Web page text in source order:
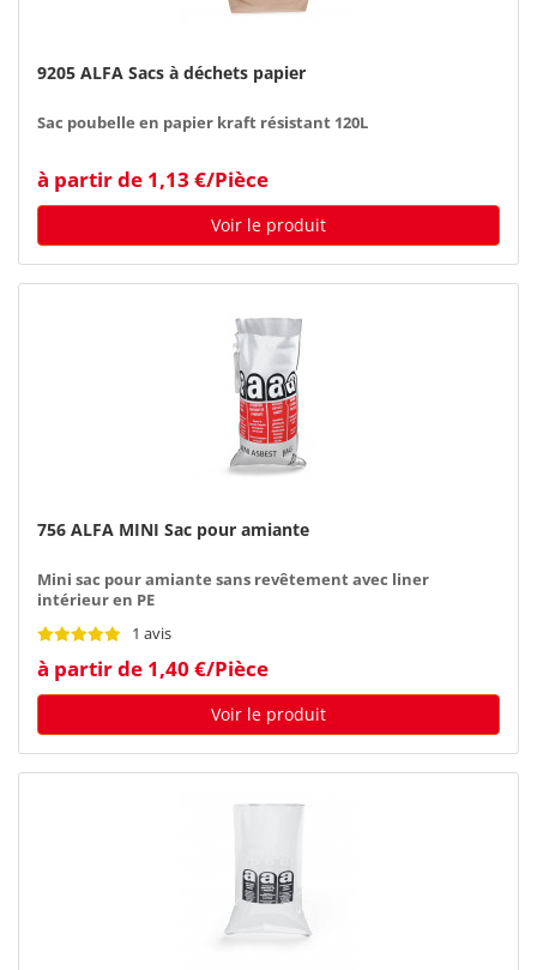
9205 ALFA Sacs à déchets papier
Sac poubelle en papier kraft résistant 120L
à partir de 1,13 €/Pièce
Voir le produit
756 ALFA MINI Sac pour amiante
Mini sac pour amiante sans revêtement avec liner
intérieur en PE
1 avis
à partir de 1,40 €/Pièce
Voir le produit